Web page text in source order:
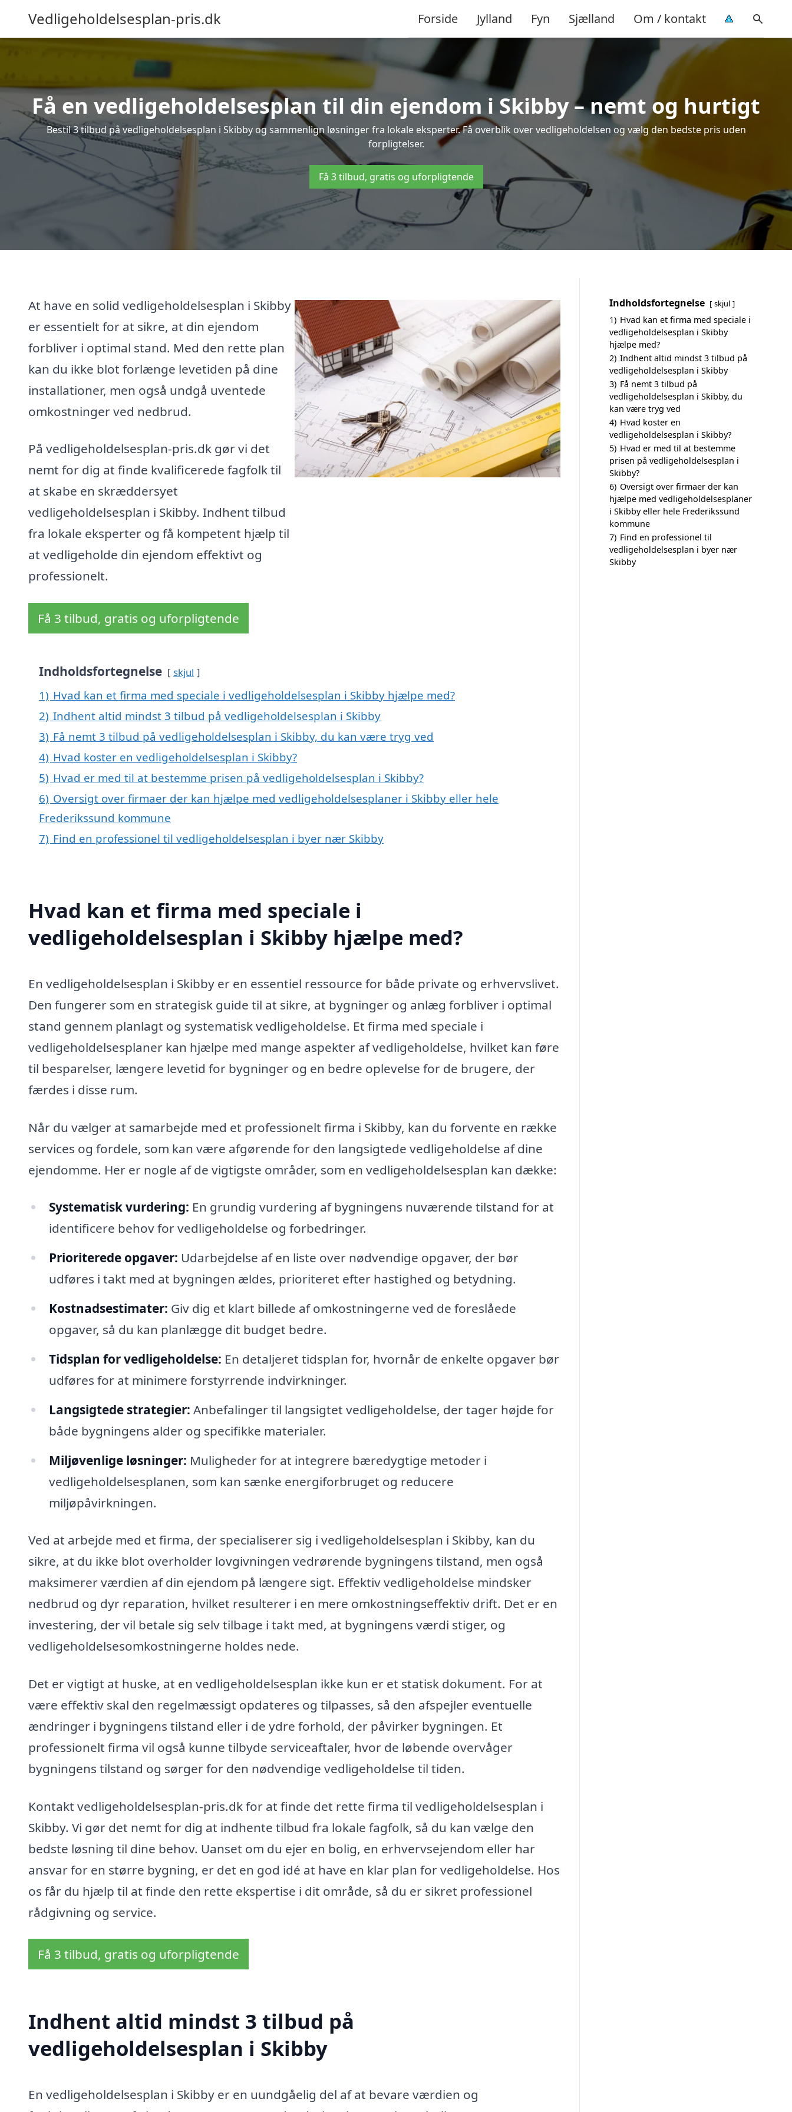
Vedligeholdelsesplan-pris.dk Forside Jylland Fyn Sjælland Om / kontakt
Få en vedligeholdelsesplan til din ejendom i Skibby – nemt og hurtigt
Bestil 3 tilbud på vedligeholdelsesplan i Skibby og sammenlign løsninger fra lokale eksperter. Få overblik over vedligeholdelsen og vælg den bedste pris uden
forpligtelser.
Få 3 tilbud, gratis og uforpligtende
At have en solid vedligeholdelsesplan i Skibby
er essentielt for at sikre, at din ejendom
forbliver i optimal stand. Med den rette plan
kan du ikke blot forlænge levetiden på dine
installationer, men også undgå uventede
omkostninger ved nedbrud.
På vedligeholdelsesplan-pris.dk gør vi det
nemt for dig at finde kvalificerede fagfolk til
at skabe en skræddersyet
vedligeholdelsesplan i Skibby. Indhent tilbud
fra lokale eksperter og få kompetent hjælp til
at vedligeholde din ejendom effektivt og
professionelt.
Få 3 tilbud, gratis og uforpligtende
Indholdsfortegnelse skjul
1) Hvad kan et firma med speciale i vedligeholdelsesplan i Skibby hjælpe med?
2) Indhent altid mindst 3 tilbud på vedligeholdelsesplan i Skibby
3) Få nemt 3 tilbud på vedligeholdelsesplan i Skibby, du kan være tryg ved
4) Hvad koster en vedligeholdelsesplan i Skibby?
5) Hvad er med til at bestemme prisen på vedligeholdelsesplan i Skibby?
6) Oversigt over firmaer der kan hjælpe med vedligeholdelsesplaner i Skibby eller hele
Frederikssund kommune
7) Find en professionel til vedligeholdelsesplan i byer nær Skibby
Hvad kan et firma med speciale i
vedligeholdelsesplan i Skibby hjælpe med?
En vedligeholdelsesplan i Skibby er en essentiel ressource for både private og erhvervslivet.
Den fungerer som en strategisk guide til at sikre, at bygninger og anlæg forbliver i optimal
stand gennem planlagt og systematisk vedligeholdelse. Et firma med speciale i
vedligeholdelsesplaner kan hjælpe med mange aspekter af vedligeholdelse, hvilket kan føre
til besparelser, længere levetid for bygninger og en bedre oplevelse for de brugere, der
færdes i disse rum.
Når du vælger at samarbejde med et professionelt firma i Skibby, kan du forvente en række
services og fordele, som kan være afgørende for den langsigtede vedligeholdelse af dine
ejendomme. Her er nogle af de vigtigste områder, som en vedligeholdelsesplan kan dække:
Systematisk vurdering: En grundig vurdering af bygningens nuværende tilstand for at
identificere behov for vedligeholdelse og forbedringer.
Prioriterede opgaver: Udarbejdelse af en liste over nødvendige opgaver, der bør
udføres i takt med at bygningen ældes, prioriteret efter hastighed og betydning.
Kostnadsestimater: Giv dig et klart billede af omkostningerne ved de foreslåede
opgaver, så du kan planlægge dit budget bedre.
Tidsplan for vedligeholdelse: En detaljeret tidsplan for, hvornår de enkelte opgaver bør
udføres for at minimere forstyrrende indvirkninger.
Langsigtede strategier: Anbefalinger til langsigtet vedligeholdelse, der tager højde for
både bygningens alder og specifikke materialer.
Miljøvenlige løsninger: Muligheder for at integrere bæredygtige metoder i
vedligeholdelsesplanen, som kan sænke energiforbruget og reducere
miljøpåvirkningen.
Ved at arbejde med et firma, der specialiserer sig i vedligeholdelsesplan i Skibby, kan du
sikre, at du ikke blot overholder lovgivningen vedrørende bygningens tilstand, men også
maksimerer værdien af din ejendom på længere sigt. Effektiv vedligeholdelse mindsker
nedbrud og dyr reparation, hvilket resulterer i en mere omkostningseffektiv drift. Det er en
investering, der vil betale sig selv tilbage i takt med, at bygningens værdi stiger, og
vedligeholdelsesomkostningerne holdes nede.
Det er vigtigt at huske, at en vedligeholdelsesplan ikke kun er et statisk dokument. For at
være effektiv skal den regelmæssigt opdateres og tilpasses, så den afspejler eventuelle
ændringer i bygningens tilstand eller i de ydre forhold, der påvirker bygningen. Et
professionelt firma vil også kunne tilbyde serviceaftaler, hvor de løbende overvåger
bygningens tilstand og sørger for den nødvendige vedligeholdelse til tiden.
Kontakt vedligeholdelsesplan-pris.dk for at finde det rette firma til vedligeholdelsesplan i
Skibby. Vi gør det nemt for dig at indhente tilbud fra lokale fagfolk, så du kan vælge den
bedste løsning til dine behov. Uanset om du ejer en bolig, en erhvervsejendom eller har
ansvar for en større bygning, er det en god idé at have en klar plan for vedligeholdelse. Hos
os får du hjælp til at finde den rette ekspertise i dit område, så du er sikret professionel
rådgivning og service.
Få 3 tilbud, gratis og uforpligtende
Indhent altid mindst 3 tilbud på
vedligeholdelsesplan i Skibby
En vedligeholdelsesplan i Skibby er en uundgåelig del af at bevare værdien og
Indholdsfortegnelse skjul
1) Hvad kan et firma med speciale i
vedligeholdelsesplan i Skibby
hjælpe med?
2) Indhent altid mindst 3 tilbud på
vedligeholdelsesplan i Skibby
3) Få nemt 3 tilbud på
vedligeholdelsesplan i Skibby, du
kan være tryg ved
4) Hvad koster en
vedligeholdelsesplan i Skibby?
5) Hvad er med til at bestemme
prisen på vedligeholdelsesplan i
Skibby?
6) Oversigt over firmaer der kan
hjælpe med vedligeholdelsesplaner
i Skibby eller hele Frederikssund
kommune
7) Find en professionel til
vedligeholdelsesplan i byer nær
Skibby